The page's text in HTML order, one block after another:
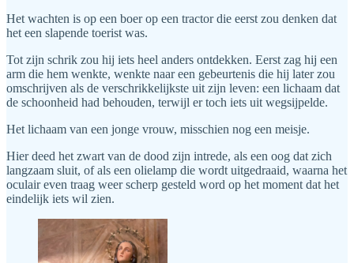
Het wachten is op een boer op een tractor die eerst zou denken dat
het een slapende toerist was.
Tot zijn schrik zou hij iets heel anders ontdekken. Eerst zag hij een
arm die hem wenkte, wenkte naar een gebeurtenis die hij later zou
omschrijven als de verschrikkelijkste uit zijn leven: een lichaam dat
de schoonheid had behouden, terwijl er toch iets uit wegsijpelde.
Het lichaam van een jonge vrouw, misschien nog een meisje.
Hier deed het zwart van de dood zijn intrede, als een oog dat zich
langzaam sluit, of als een olielamp die wordt uitgedraaid, waarna het
oculair even traag weer scherp gesteld word op het moment dat het
eindelijk iets wil zien.